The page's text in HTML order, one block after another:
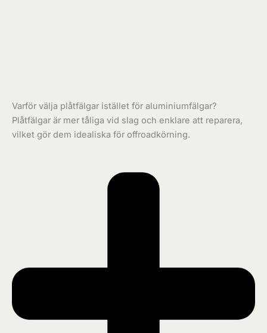
Varför välja plåtfälgar istället för aluminiumfälgar?
Plåtfälgar är mer tåliga vid slag och enklare att reparera,
vilket gör dem idealiska för offroadkörning.